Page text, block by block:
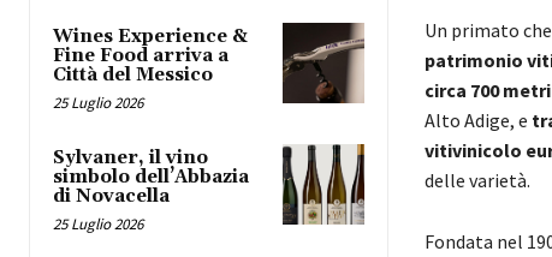
Wines Experience &
Fine Food arriva a
Città del Messico
25 Luglio 2026
Sylvaner, il vino
simbolo dell’Abbazia
di Novacella
25 Luglio 2026
Un primato
patrimonio
circa 700 metri
Alto Adige, e
vitivinicolo
delle varietà.
Fondata nel